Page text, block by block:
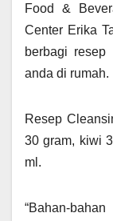
Food &
Center Erika
berbagi
anda di rumah.
Resep
30 gram, kiwi
ml.
“Bahan-